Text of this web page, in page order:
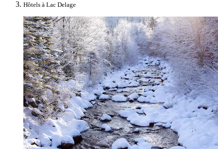
Hôtels à Lac Delage